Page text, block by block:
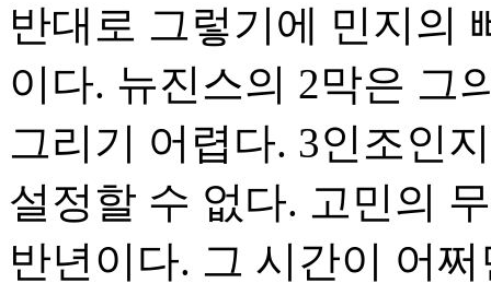
반대로 그렇기에 민지의
이다. 뉴진스의 2막은 그
그리기 어렵다. 3인조인
설정할 수 없다. 고민의
반년이다. 그 시간이 어